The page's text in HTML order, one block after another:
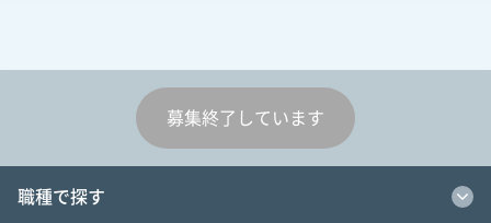
募集終了しています
職種で探す